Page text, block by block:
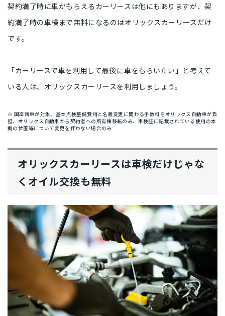
契約満了時に車がもらえるカーリースは他にもありますが、契
約満了時の車検まで無料になるのはオリックスカーリースだけ
です。
「カーリースで車を利用して最後に車をもらいたい」と考えて
いる人は、オリックスカーリースを利用しましょう。
※ 国産新車が対象、基本点検整備費用と名義変更に関わる手数料をオリックス自動車が負
担、オリックス自動車から契約者への所有権移転のみ、車検証に記載されている使用の本
拠の位置等について変更を伴わない場合のみ
オリックスカーリースは車検だけじゃな
くオイル交換も無料